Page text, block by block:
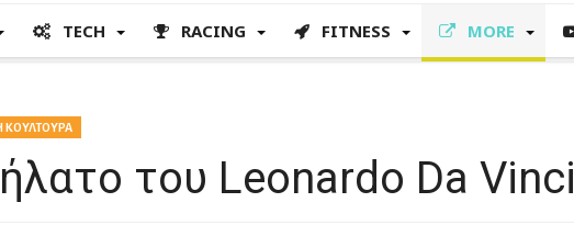
TECH RACING FITNESS MORE
ΚΟΥΛΤΟΥΡΑ
του Leonardo Da Vinci